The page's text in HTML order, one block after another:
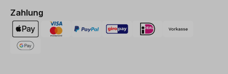
Zahlung